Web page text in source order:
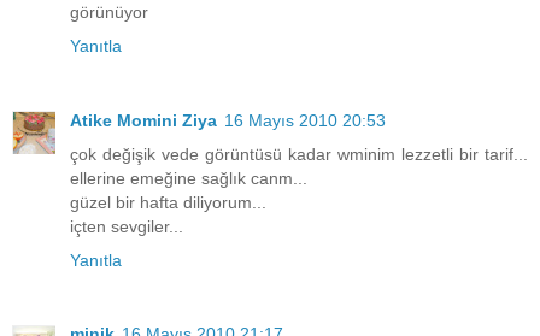
görünüyor
Yanıtla
Atike Momini Ziya 16 Mayıs 2010 20:53
çok değişik vede görüntüsü kadar wminim lezzetli bir tarif...
ellerine emeğine sağlık canm...
güzel bir hafta diliyorum...
içten sevgiler...
Yanıtla